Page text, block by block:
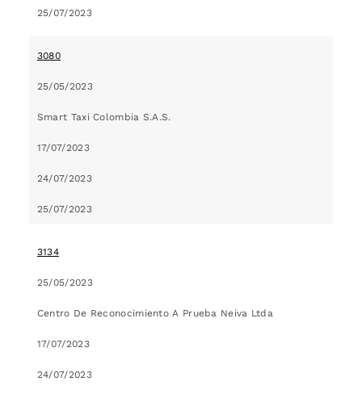
25/07/2023
3080
25/05/2023
Smart Taxi Colombia S.A.S.
17/07/2023
24/07/2023
25/07/2023
3134
25/05/2023
Centro De Reconocimiento A Prueba Neiva Ltda
17/07/2023
24/07/2023